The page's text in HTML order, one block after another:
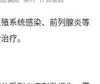
系统感染、 前列腺炎等
治疗。